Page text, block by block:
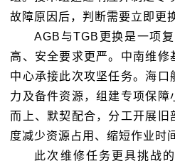
故障原因后，判断需要立即更
度减少资源占用、缩短作业时